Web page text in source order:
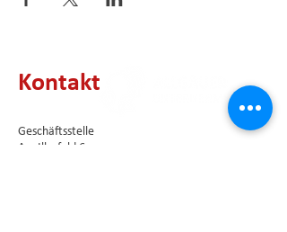
Kontakt
Geschäftsstelle
Am Illerfeld 6